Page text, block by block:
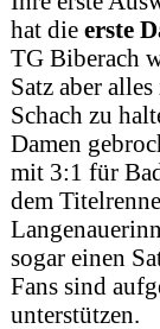
hat die erste
TG Biberach
Satz aber
Schach zu
Damen
mit 3:1 für
dem
sogar einen
Fans sind
unterstützen.